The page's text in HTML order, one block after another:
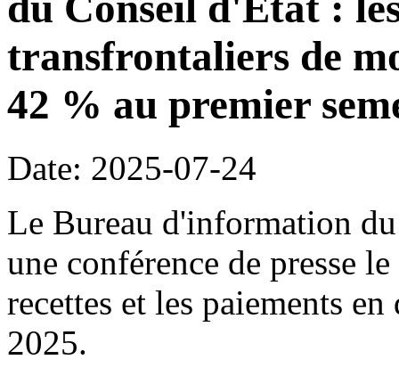
transfrontaliers de
42 % au premier
Date: 2025-07-24
Le Bureau d'information
une conférence de presse
recettes et les paiements
2025.